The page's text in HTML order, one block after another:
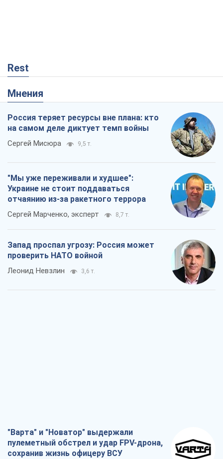
Rest
Мнения
Россия теряет ресурсы вне плана: кто
на самом деле диктует темп войны
Сергей Мисюра 9,5 т.
"Мы уже переживали и худшее":
Украине не стоит поддаваться
отчаянию из-за ракетного террора
Сергей Марченко, эксперт 8,7 т.
Запад проспал угрозу: Россия может
проверить НАТО войной
Леонид Невзлин 3,6 т.
"Варта" и "Новатор" выдержали
пулеметный обстрел и удар FPV-дрона,
сохранив жизнь офицеру ВСУ